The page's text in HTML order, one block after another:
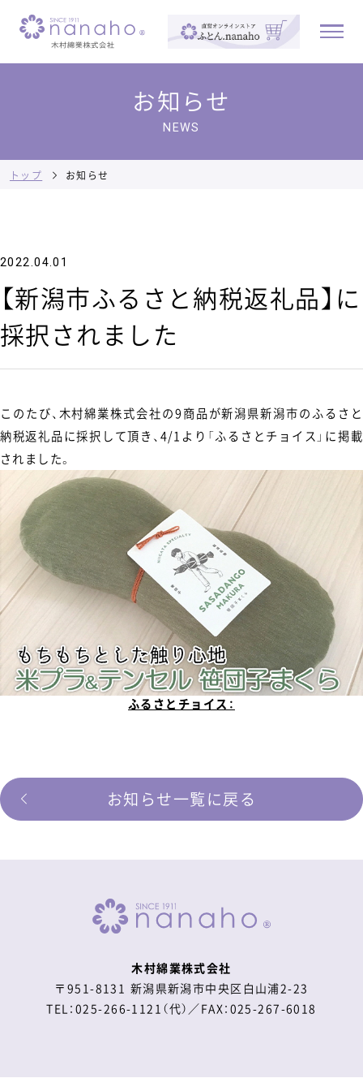
お知らせ
NEWS
トップ お知らせ
2022.04.01
【新潟市ふるさと納税返礼品】に
採択されました
このたび、木村綿業株式会社の9商品が新潟県新潟市のふるさと
納税返礼品に採択して頂き、4/1より「ふるさとチョイス」に掲載
されました。
ふるさとチョイス：
お知らせ一覧に戻る
木村綿業株式会社
〒951-8131 新潟県新潟市中央区白山浦2-23
TEL：025-266-1121（代）／FAX：025-267-6018